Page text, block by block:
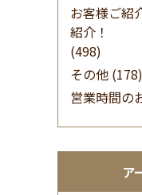
お客様ご
紹介！
(498)
その他 (178)
営業時間の
ア